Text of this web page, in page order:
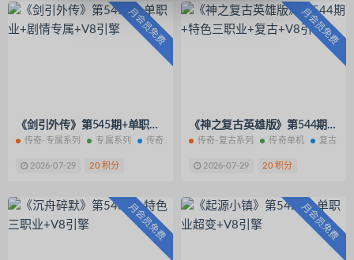
月会员免费
《剑引外传》第545期+单职业+剧情专属+V8引擎
传奇-专属系列 专属系列 传奇单机
2026-07-29 20 积分
月会员免费
《神之复古英雄版》第544期+特色三职业+复古+V8引擎
传奇-复古系列 传奇单机 复古系
2026-07-29 20 积分
月会员免费 月会员免费